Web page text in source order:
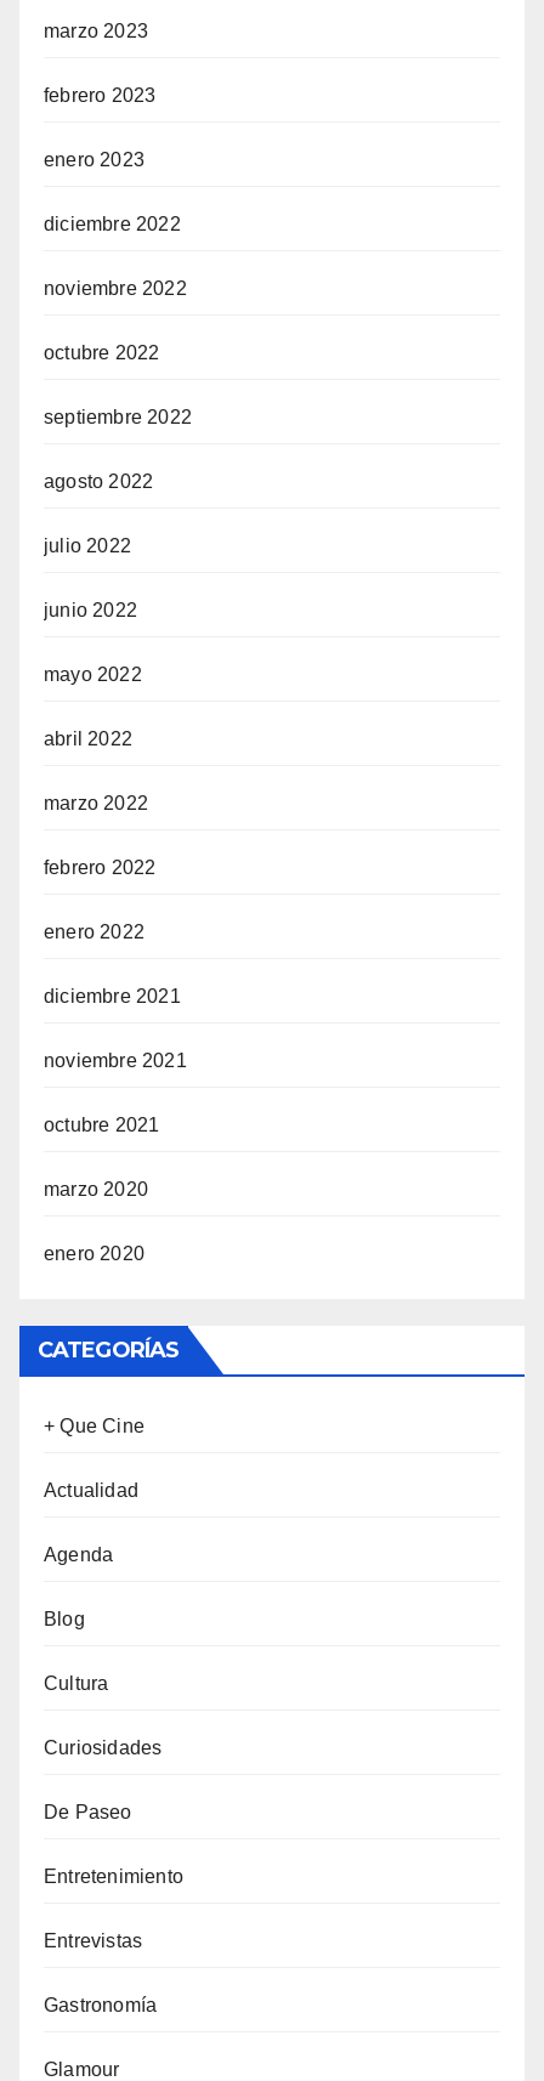
marzo 2023
febrero 2023
enero 2023
diciembre 2022
noviembre 2022
octubre 2022
septiembre 2022
agosto 2022
julio 2022
junio 2022
mayo 2022
abril 2022
marzo 2022
febrero 2022
enero 2022
diciembre 2021
noviembre 2021
octubre 2021
marzo 2020
enero 2020
CATEGORÍAS
+ Que Cine
Actualidad
Agenda
Blog
Cultura
Curiosidades
De Paseo
Entretenimiento
Entrevistas
Gastronomía
Glamour